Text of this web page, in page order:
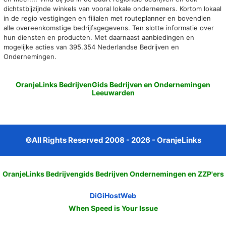
dichtstbijzijnde winkels van vooral lokale ondernemers. Kortom lokaal
in de regio vestigingen en filialen met routeplanner en bovendien
alle overeenkomstige bedrijfsgegevens. Ten slotte informatie over
hun diensten en producten. Met daarnaast aanbiedingen en
mogelijke acties van 395.354 Nederlandse Bedrijven en
Ondernemingen.
OranjeLinks BedrijvenGids Bedrijven en Ondernemingen
Leeuwarden
©All Rights Reserved 2008 - 2026 - OranjeLinks
OranjeLinks Bedrijvengids Bedrijven Ondernemingen en ZZP'ers
DiGiHostWeb
When Speed is Your Issue